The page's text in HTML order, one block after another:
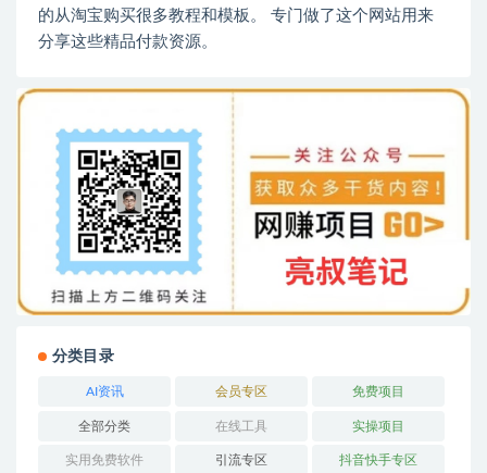
的从淘宝购买很多教程和模板。 专门做了这个网站用来
分享这些精品付款资源。
分类目录
AI资讯 会员专区 免费项目
全部分类 在线工具 实操项目
实用免费软件 引流专区 抖音快手专区